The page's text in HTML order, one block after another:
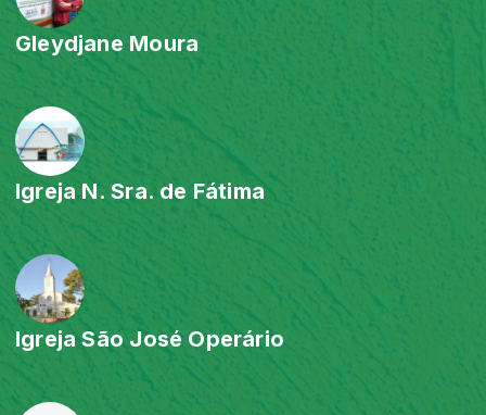
Gleydjane Moura
Igreja N. Sra. de Fátima
Igreja São José Operário